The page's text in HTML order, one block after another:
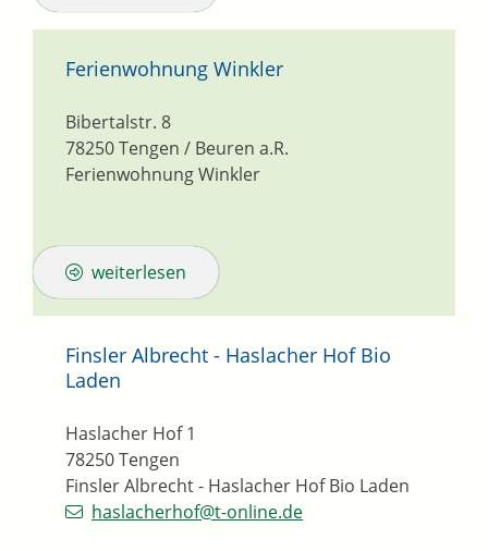
Ferienwohnung Winkler
Ferienwohnung Winkler
Bibertalstr. 8
78250Tengen / Beuren a.R.
weiterlesen
Finsler Albrecht - Haslacher Hof Bio
Laden
Finsler Albrecht - Haslacher Hof Bio Laden
Haslacher Hof 1
78250Tengen
haslacherhof@t-online.de